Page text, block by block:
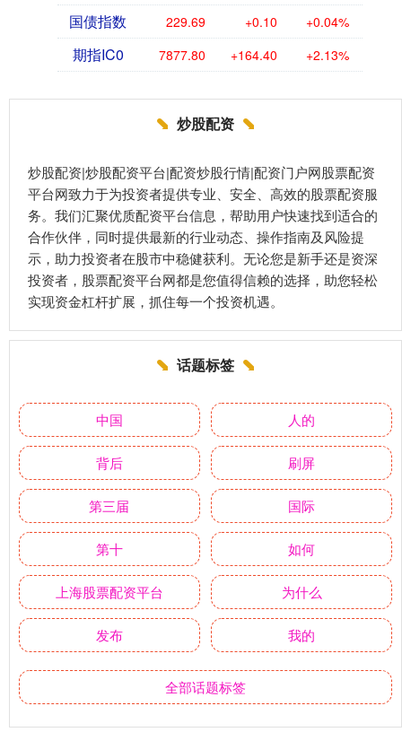
国债指数 229.69 +0.10 +0.04%
期指IC0 7877.80 +164.40 +2.13%
炒股配资
炒股配资|炒股配资平台|配资炒股行情|配资门户网股票配资
平台网致力于为投资者提供专业、安全、高效的股票配资服
务。我们汇聚优质配资平台信息，帮助用户快速找到适合的
合作伙伴，同时提供最新的行业动态、操作指南及风险提
示，助力投资者在股市中稳健获利。无论您是新手还是资深
投资者，股票配资平台网都是您值得信赖的选择，助您轻松
实现资金杠杆扩展，抓住每一个投资机遇。
话题标签
中国 人的
背后 刷屏
第三届 国际
第十 如何
上海股票配资平台 为什么
发布 我的
全部话题标签